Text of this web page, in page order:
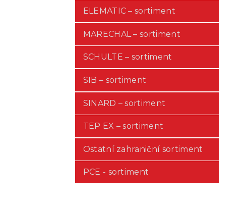
ELEMATIC – sortiment
MARECHAL – sortiment
SCHULTE – sortiment
SIB – sortiment
SINARD – sortiment
TEP EX – sortiment
Ostatní zahraniční sortiment
PCE - sortiment